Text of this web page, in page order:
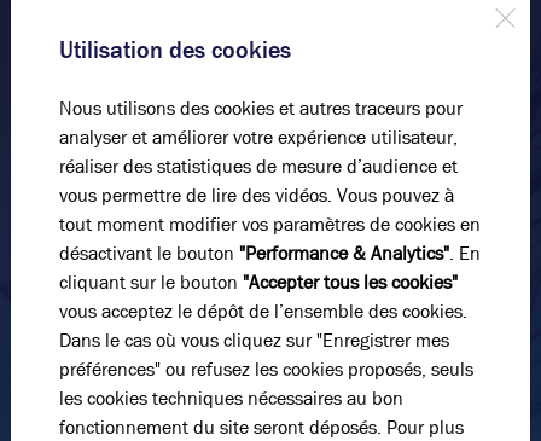
livrant notre expertise et la qualité de notre service
dans un climat de confiance.
Nom*
Prénom*
E-mail*
Utilisation des cookies
Nous utilisons des cookies et autres traceurs pour
analyser et améliorer votre expérience utilisateur,
réaliser des statistiques de mesure d’audience et
vous permettre de lire des vidéos. Vous pouvez à
tout moment modifier vos paramètres de cookies en
désactivant le bouton "Performance & Analytics". En
cliquant sur le bouton "Accepter tous les cookies"
vous acceptez le dépôt de l’ensemble des cookies.
Dans le cas où vous cliquez sur "Enregistrer mes
préférences" ou refusez les cookies proposés, seuls
les cookies techniques nécessaires au bon
fonctionnement du site seront déposés. Pour plus